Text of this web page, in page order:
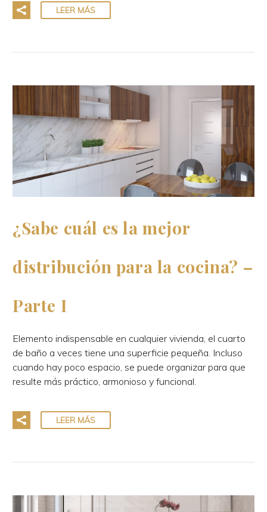
LEER MÁS
¿Sabe cuál es la mejor
distribución para la cocina? –
Parte I
Elemento indispensable en cualquier vivienda, el cuarto
de baño a veces tiene una superficie pequeña. Incluso
cuando hay poco espacio, se puede organizar para que
resulte más práctico, armonioso y funcional.
LEER MÁS